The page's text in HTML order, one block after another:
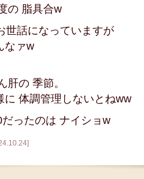
の 脂具合w
世話になっていますが
なァw
の 季節。
体調管理しないとねww
ったのは ナイショw